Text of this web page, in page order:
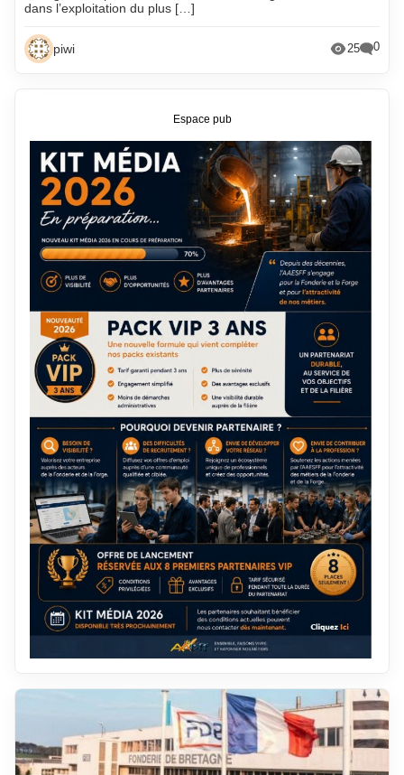
dans l’exploitation du plus […]
piwi 25 0
Espace pub